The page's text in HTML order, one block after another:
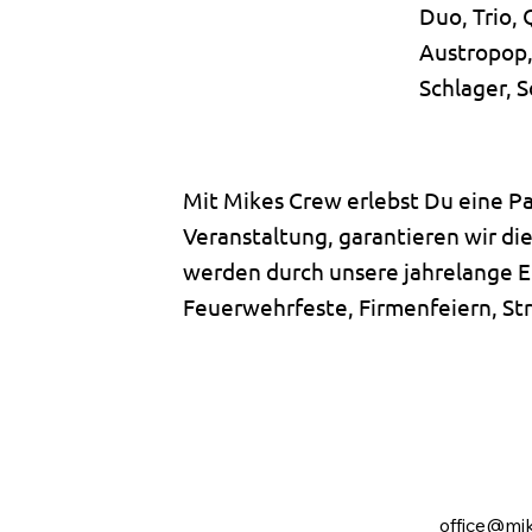
Duo, Trio,
Schlager,
Mit Mikes Crew erlebst Du eine
Veranstaltung, garantieren wir
werden durch unsere jahrelange
Feuerwehrfeste, Firmenfeiern,